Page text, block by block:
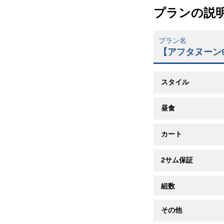
プランの説
プラン名
【アフタヌー
スタイル
昼食
カート
2サム保証
組数
その他